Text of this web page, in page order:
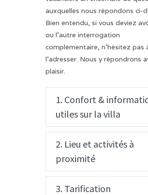
auxquelles nous répondons ci-
Bien entendu, si vous deviez
ou l'autre interrogation
complémentaire, n'hésitez pas
l'adresser. Nous y répondrons
plaisir.
1. Confort &
utiles sur la villa
2. Lieu et activités à
proximité
3. Tarification